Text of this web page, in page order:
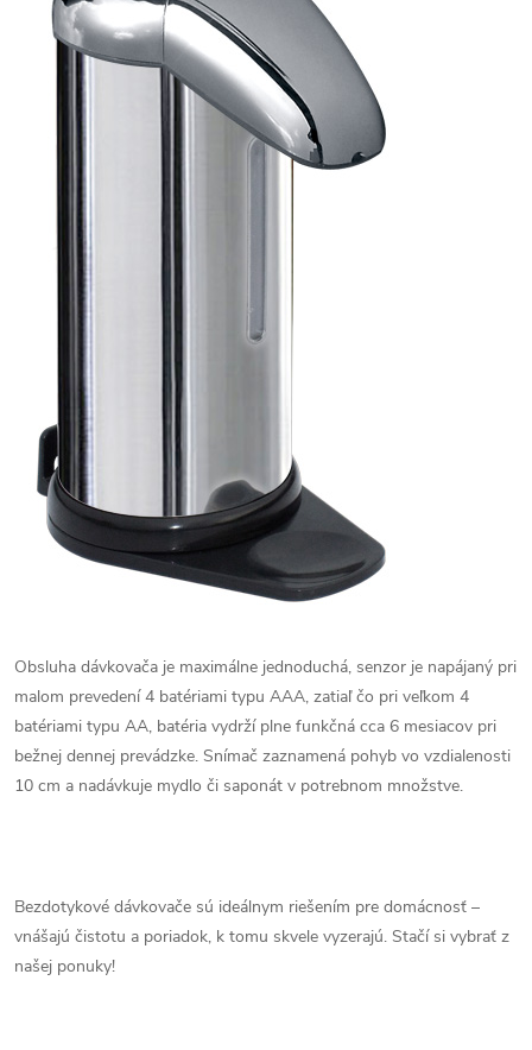
Obsluha dávkovača je maximálne jednoduchá, senzor je napájaný pri
malom prevedení 4 batériami typu AAA, zatiaľ čo pri veľkom 4
batériami typu AA, batéria vydrží plne funkčná cca 6 mesiacov pri
bežnej dennej prevádzke. Snímač zaznamená pohyb vo vzdialenosti
10 cm a nadávkuje mydlo či saponát v potrebnom množstve.
Bezdotykové dávkovače sú ideálnym riešením pre domácnosť –
vnášajú čistotu a poriadok, k tomu skvele vyzerajú. Stačí si vybrať z
našej ponuky!